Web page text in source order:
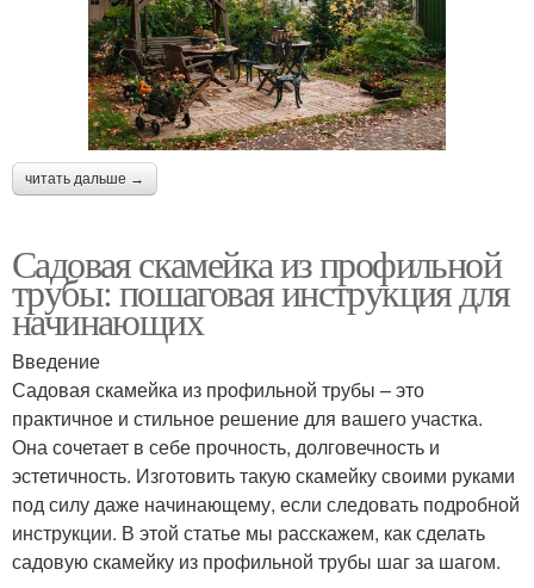
читать дальше →
Садовая скамейка из профильной
трубы: пошаговая инструкция для
начинающих
Введение
Садовая скамейка из профильной трубы – это
практичное и стильное решение для вашего участка.
Она сочетает в себе прочность, долговечность и
эстетичность. Изготовить такую скамейку своими руками
под силу даже начинающему, если следовать подробной
инструкции. В этой статье мы расскажем, как сделать
садовую скамейку из профильной трубы шаг за шагом.